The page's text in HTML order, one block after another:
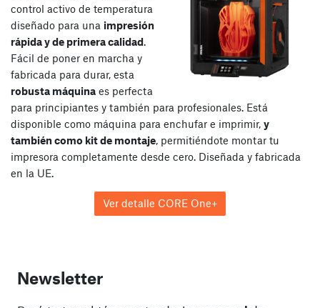
control activo de temperatura
diseñado para una impresión
rápida y de primera calidad.
Fácil de poner en marcha y
fabricada para durar, esta
robusta máquina es perfecta
para principiantes y también para profesionales. Está
disponible como máquina para enchufar e imprimir, y
también como kit de montaje, permitiéndote montar tu
impresora completamente desde cero. Diseñada y fabricada
en la UE.
Ver detalle CORE One+
Newsletter